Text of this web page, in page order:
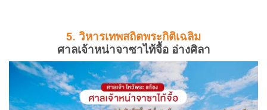
5. วิหารเทพสถิตพระกิติเฉลิม
ศาลเจ้าหน่าจาซาไท้จื้อ อ่างศิลา